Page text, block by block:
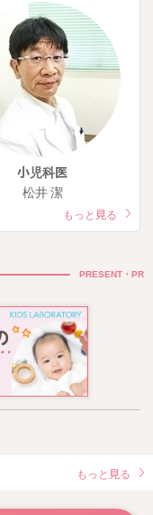
小児科医
松井 潔
もっと見る
PRESENT・PR
もっと見る